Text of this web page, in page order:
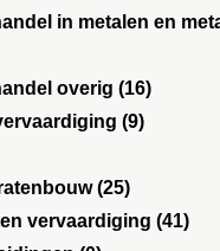
in metalen en
overig (16)
(9)
(25)
vervaardiging (41)